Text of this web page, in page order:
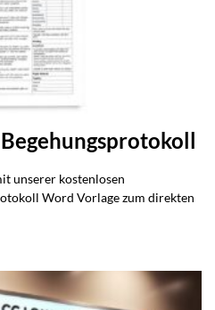
unserer kostenlosen
Word Vorlage zum direkten